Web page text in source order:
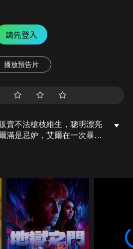
請先登入
播放預告片
賣不法槍枝維生，聰明漂亮
滿是忌妒，艾爾在一次暴怒